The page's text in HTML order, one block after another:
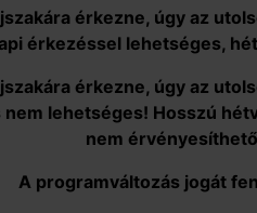
érkezne, úgy az
érkezéssel lehetséges,
érkezne, úgy az
lehetséges! Hosszú
nem
A programváltozás jogát